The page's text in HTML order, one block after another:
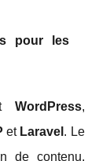
pour les
WordPress,
et Laravel . Le
de contenu,